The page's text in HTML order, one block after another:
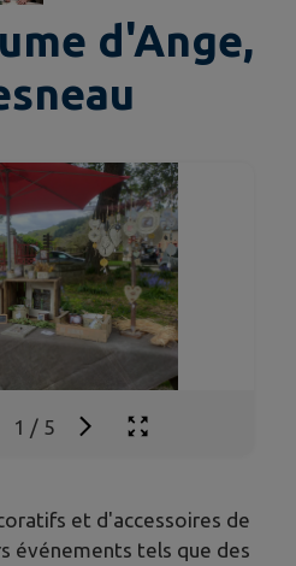
d'Ange,
1 / 5
et d'accessoires de
événements tels que des